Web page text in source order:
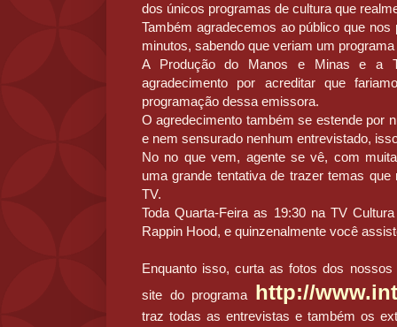
dos únicos programas de cultura que
Também agradecemos ao público que
minutos, sabendo que veriam um
A Produção do Manos e Minas e a
agradecimento por acreditar que
programação dessa emissora.
O agredecimento também se estende por
e nem sensurado nenhum entrevistado,
No no que vem, agente se vê, com
uma grande tentativa de trazer temas
TV.
Toda Quarta-Feira as 19:30 na TV
Rappin Hood, e quinzenalmente você
Enquanto isso, curta as fotos dos
site do programa http://
traz todas as entrevistas e também os